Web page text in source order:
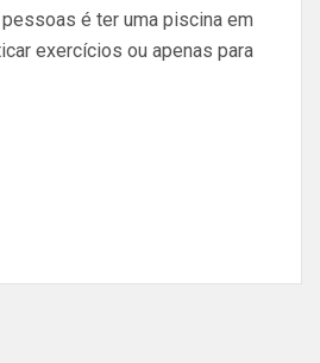
é ter uma piscina em
exercícios ou apenas para